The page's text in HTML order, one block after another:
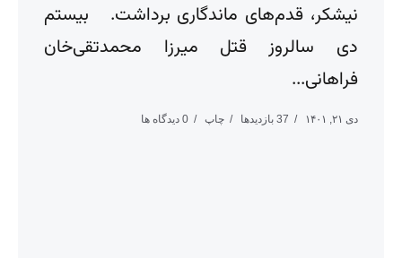
نیشکر، قدم‌های ماندگاری برداشت. بیستم
دی سالروز قتل میرزا محمدتقی‌خان
فراهانی...
دی ۲۱, ۱۴۰۱ 37 بازدیدها چاپ 0 دیدگاه ها